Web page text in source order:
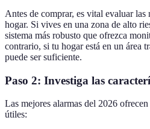
Antes de comprar, es vital evaluar las
hogar. Si vives en una zona de alto
sistema más robusto que ofrezca
contrario, si tu hogar está en un área
puede ser suficiente.
Paso 2: Investiga las
Las mejores alarmas del 2026
útiles: